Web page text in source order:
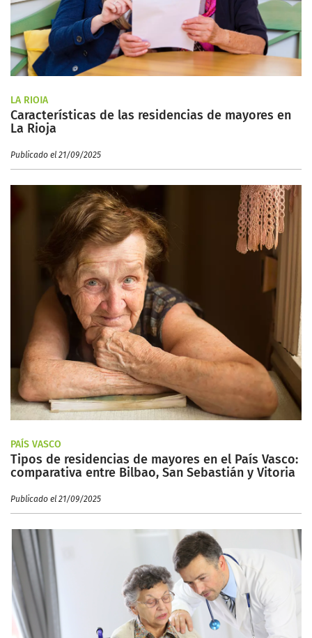
LA RIOJA
Características de las residencias de mayores en
La Rioja
Publicado el 21/09/2025
PAÍS VASCO
Tipos de residencias de mayores en el País Vasco:
comparativa entre Bilbao, San Sebastián y Vitoria
Publicado el 21/09/2025